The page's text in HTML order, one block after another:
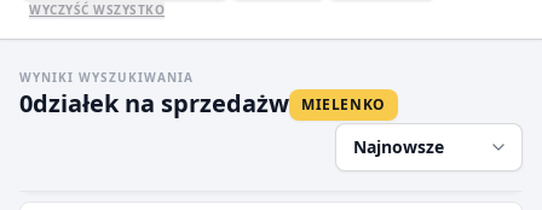
WYCZYŚĆ WSZYSTKO
WYNIKI WYSZUKIWANIA
0działek na sprzedażw MIELENKO
Najnowsze